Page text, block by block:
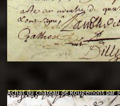
Achat du château de Rougemont par